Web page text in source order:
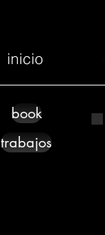
inicio
book
trabajos